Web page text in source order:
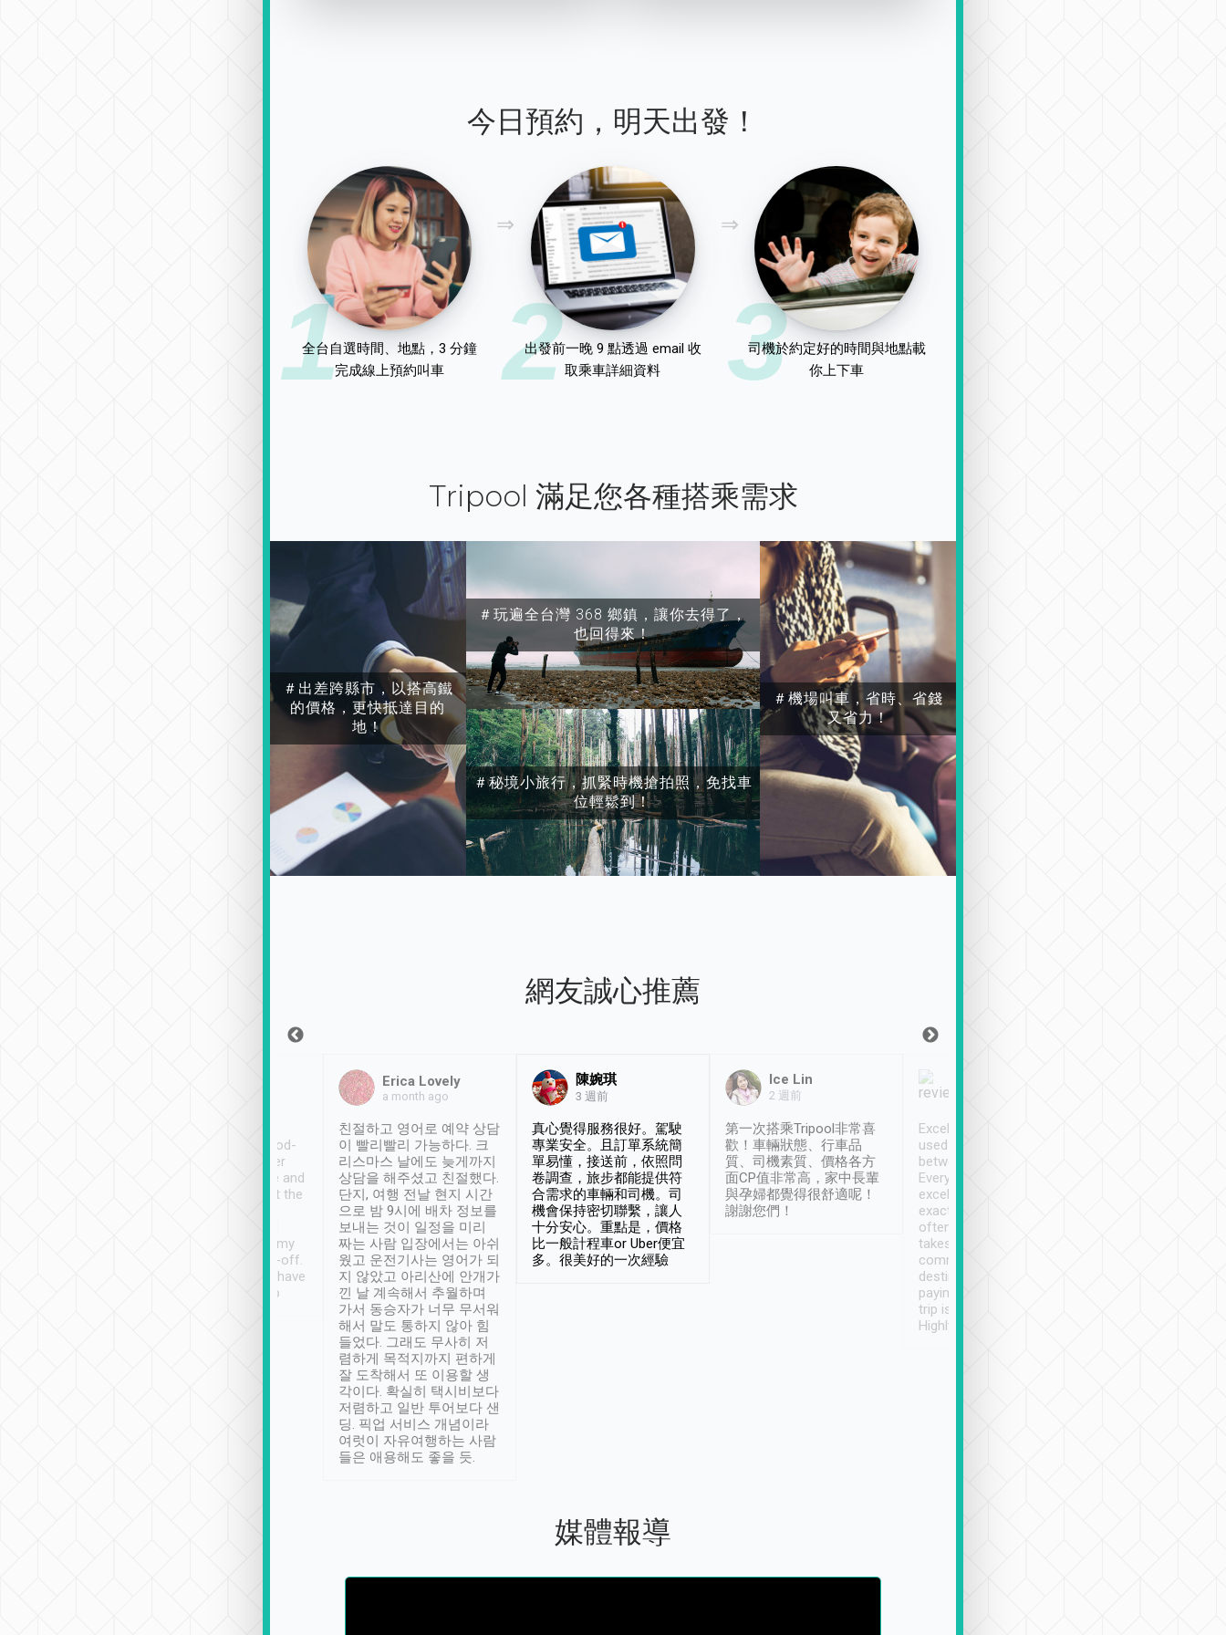
今日預約，明天出發！
1
全台自選時間、地點，3 分鐘
完成線上預約叫車
2
出發前一晚 9 點透過 email 收
取乘車詳細資料
3
司機於約定好的時間與地點載
你上下車
Tripool 滿足您各種搭乘需求
＃出差跨縣市，以搭高鐵
的價格，更快抵達目的
地！
＃玩遍全台灣 368 鄉鎮，讓你去得了，
也回得來！
＃秘境小旅行，抓緊時機搶拍照，免找車
位輕鬆到！
＃機場叫車，省時、省錢
又省力！
網友誠心推薦
service, vehicles in good-
condition and the driver
service was awesome and
thoughtful. Driver went the
have safely arrived at my
destination after drop-off.
Definitely something I have
not seen elsewhere 👍
Erica Lovely
a month ago
친절하고 영어로 예약 상담
이 빨리빨리 가능하다. 크
리스마스 날에도 늦게까지
상담을 해주셨고 친절했다.
단지, 여행 전날 현지 시간
으로 밤 9시에 배차 정보를
보내는 것이 일정을 미리
짜는 사람 입장에서는 아쉬
웠고 운전기사는 영어가 되
지 않았고 아리산에 안개가
낀 날 계속해서 추월하며
가서 동승자가 너무 무서워
해서 말도 통하지 않아 힘
들었다. 그래도 무사히 저
렴하게 목적지까지 편하게
잘 도착해서 또 이용할 생
각이다. 확실히 택시비보다
저렴하고 일반 투어보다 샌
딩. 픽업 서비스 개념이라
여럿이 자유여행하는 사람
들은 애용해도 좋을 듯.
陳婉琪
3 週前
真心覺得服務很好。駕駛
專業安全。且訂單系統簡
單易懂，接送前，依照問
卷調查，旅步都能提供符
合需求的車輛和司機。司
機會保持密切聯繫，讓人
十分安心。重點是，價格
比一般計程車or Uber便宜
多。很美好的一次經驗
Ice Lin
2 週前
第一次搭乘Tripool非常喜
歡！車輛狀態、行車品
質、司機素質、價格各方
面CP值非常高，家中長輩
與孕婦都覺得很舒適呢！
謝謝您們！
Excellent service. We have
used Tripool to travel
between cities in Taiwan.
Every driver has been
excellent and arrives
exactly on time. As there is
often limited English it
takes the difficulty out of
communicating the
destination details and
paying online prior to the
trip is very convenient.
Highly recommended
媒體報導